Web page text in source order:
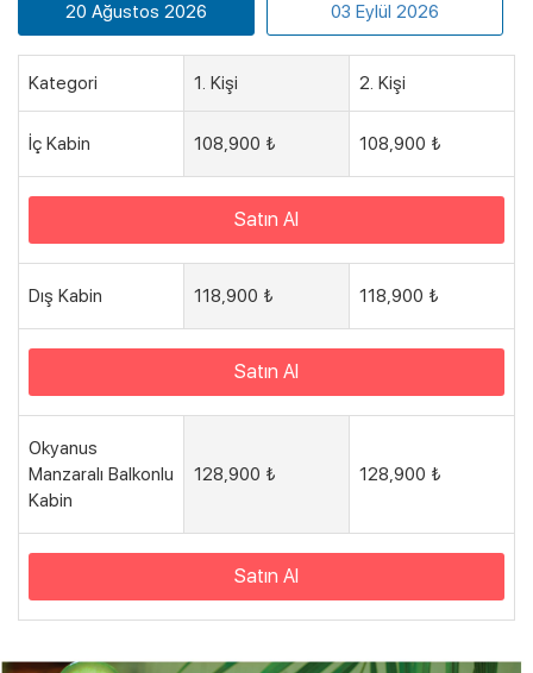
20 Ağustos 2026 03 Eylül 2026
Kategori 1. Kişi 2. Kişi
İç Kabin 108,900 ₺ 108,900 ₺
Satın Al
Dış Kabin 118,900 ₺ 118,900 ₺
Satın Al
Okyanus
Manzaralı Balkonlu
Kabin
128,900 ₺ 128,900 ₺
Satın Al